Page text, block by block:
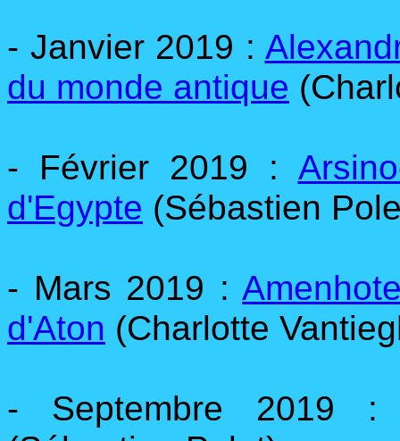
- Janvier 2019 :
du monde antique
- Février 2019 :
d'Egypte (Sébastien
- Mars 2019 :
d'Aton (Charlotte
- Septembre 2019